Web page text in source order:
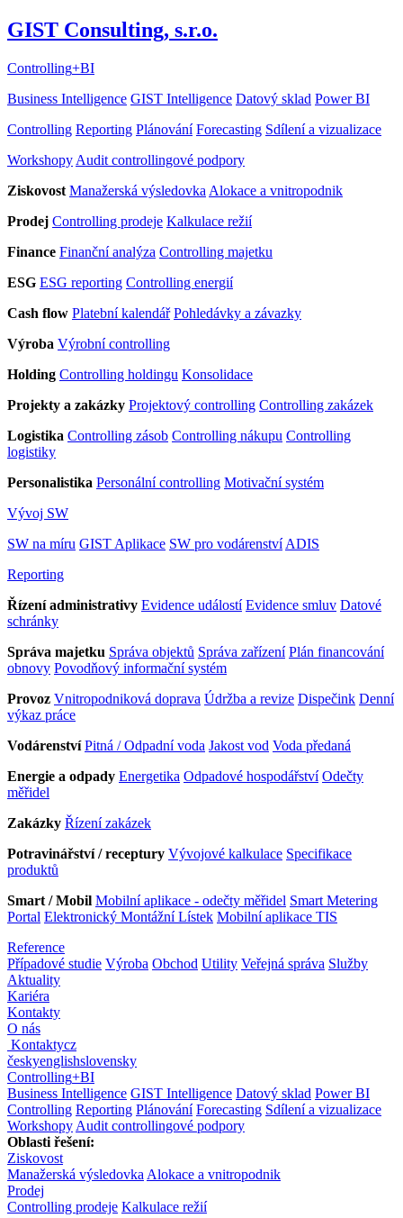
GIST Consulting, s.r.o.
Controlling+BI
Business Intelligence GIST Intelligence Datový sklad Power BI
Controlling Reporting Plánování Forecasting Sdílení a vizualizace
Workshopy Audit controllingové podpory
Ziskovost Manažerská výsledovka Alokace a vnitropodnik
Prodej Controlling prodeje Kalkulace režií
Finance Finanční analýza Controlling majetku
ESG ESG reporting Controlling energií
Cash flow Platební kalendář Pohledávky a závazky
Výroba Výrobní controlling
Holding Controlling holdingu Konsolidace
Projekty a zakázky Projektový controlling Controlling zakázek
Logistika Controlling zásob Controlling nákupu Controlling
logistiky
Personalistika Personální controlling Motivační systém
Vývoj SW
SW na míru GIST Aplikace SW pro vodárenství ADIS
Reporting
Řízení administrativy Evidence událostí Evidence smluv Datové
schránky
Správa majetku Správa objektů Správa zařízení Plán financování
obnovy Povodňový informační systém
Provoz Vnitropodniková doprava Údržba a revize Dispečink Denní
výkaz práce
Vodárenství Pitná / Odpadní voda Jakost vod Voda předaná
Energie a odpady Energetika Odpadové hospodářství Odečty
měřidel
Zakázky Řízení zakázek
Potravinářství / receptury Vývojové kalkulace Specifikace
produktů
Smart / Mobil Mobilní aplikace - odečty měřidel Smart Metering
Portal Elektronický Montážní Lístek Mobilní aplikace TIS
Reference
Případové studie Výroba Obchod Utility Veřejná správa Služby
Aktuality
Kariéra
Kontakty
O nás
Kontaktycz
českyenglishslovensky
Controlling+BI
Business Intelligence GIST Intelligence Datový sklad Power BI
Controlling Reporting Plánování Forecasting Sdílení a vizualizace
Workshopy Audit controllingové podpory
Oblasti řešení:
Ziskovost
Manažerská výsledovka Alokace a vnitropodnik
Prodej
Controlling prodeje Kalkulace režií